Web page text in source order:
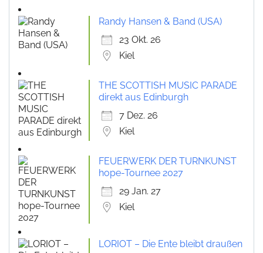
Randy Hansen & Band (USA)
23 Okt. 26
Kiel
THE SCOTTISH MUSIC PARADE
direkt aus Edinburgh
7 Dez. 26
Kiel
FEUERWERK DER TURNKUNST
hope-Tournee 2027
29 Jan. 27
Kiel
LORIOT – Die Ente bleibt draußen